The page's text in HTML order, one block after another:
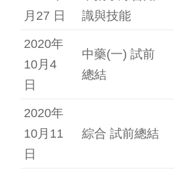
月27 日
識與技能
2020年
10月4
日
中藥(一) 試前
總結
2020年
10月11
日
綜合 試前總結